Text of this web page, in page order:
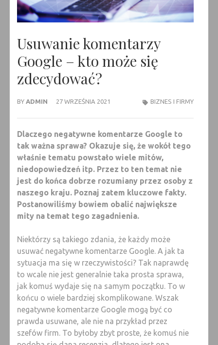
Usuwanie komentarzy
Google – kto może się
zdecydować?
BY ADMIN 27 WRZEŚNIA 2021 BIZNES I FIRMY
Dlaczego negatywne komentarze Google to
tak ważna sprawa? Okazuje się, że wokół tego
właśnie tematu powstało wiele mitów,
niedopowiedzeń itp. Przez to ten temat nie
jest do końca dobrze rozumiany przez osoby z
naszego kraju. Poznaj zatem kluczowe fakty.
Postanowiliśmy bowiem obalić największe
mity na temat tego zagadnienia.
Niektórzy są takiego zdania, że każdy może
usuwać negatywne komentarze Google. A jak ta
sytuacja ma się w rzeczywistości? Tak naprawdę
to wcale nie jest generalnie taka prosta sprawa,
jak komuś wydaje się na samym początku. To w
końcu o wiele bardziej skomplikowane. Wszak
negatywne komentarze Google mogą być co
prawda usuwane, ale nie na przykład przez
szefów firm. To byłoby zbyt proste, że komuś nie